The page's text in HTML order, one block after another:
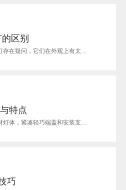
区别
不少顾客对led洗墙灯和led线条灯存在疑问，它们在外观上有太多相似的地方，可能有的区别...
特点
led线条灯即led洗墙灯系列铝型材灯体，紧凑轻巧端盖和安装支架由铝合金高压压铸耐高温硅...
巧